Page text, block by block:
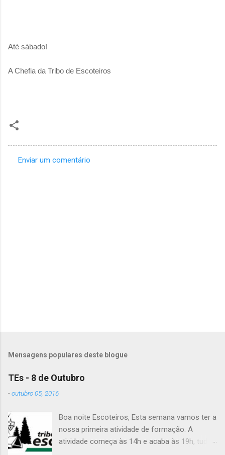
Até sábado!
A Chefia da Tribo de Escoteiros
Enviar um comentário
Mensagens populares deste blogue
TEs - 8 de Outubro
-outubro 05, 2016
Boa noite Escoteiros, Esta semana vamos ter a
nossa primeira atividade de formação. A
atividade começa às 14h e acaba às 19h, tudo